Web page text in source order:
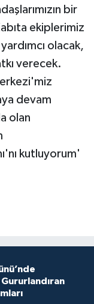
bir
ekiplerimiz
olacak,
verecek.
devam
olan
kutluyorum'